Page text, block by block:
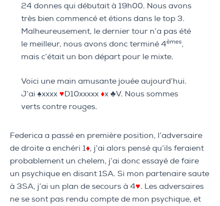
24 donnes qui débutait à 19h00. Nous avons
très bien commencé et étions dans le top 3.
Malheureusement, le dernier tour n’a pas été
le meilleur, nous avons donc terminé 4èmes,
mais c’était un bon départ pour le mixte.
Voici une main amusante jouée aujourd’hui.
J’ai ♠xxxx ♥D10xxxxx ♦x ♣V. Nous sommes
verts contre rouges.
Federica a passé en première position, l’adversaire
de droite a enchéri 1♦, j’ai alors pensé qu’ils feraient
probablement un chelem, j’ai donc essayé de faire
un psychique en disant 1SA. Si mon partenaire saute
à 3SA, j’ai un plan de secours à 4♥. Les adversaires
ne se sont pas rendu compte de mon psychique, et